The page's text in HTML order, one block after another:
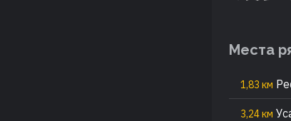
Места
1,83 км
3,24 км